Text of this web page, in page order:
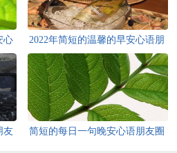
心
2022年简短的温馨的早安心语朋
友圈26条
友
简短的每日一句晚安心语朋友圈